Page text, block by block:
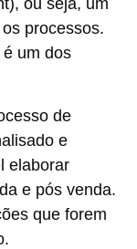
ou seja, um
processos.
um dos
de
e
elaborar
e pós venda.
que forem